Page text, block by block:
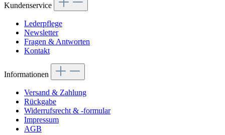
Kundenservice
Lederpflege
Newsletter
Fragen & Antworten
Kontakt
Informationen
Versand & Zahlung
Rückgabe
Widerrufsrecht & -formular
Impressum
AGB